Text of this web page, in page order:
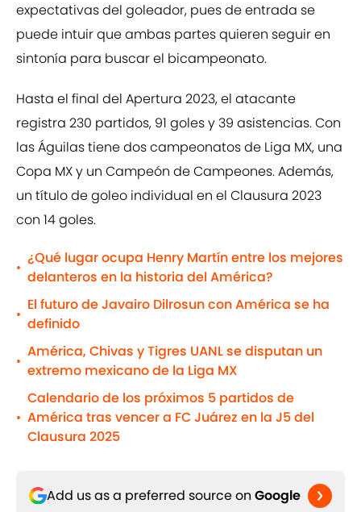
expectativas del goleador, pues de entrada se
puede intuir que ambas partes quieren seguir en
sintonía para buscar el bicampeonato.
Hasta el final del Apertura 2023, el atacante
registra 230 partidos, 91 goles y 39 asistencias. Con
las Águilas tiene dos campeonatos de Liga MX, una
Copa MX y un Campeón de Campeones. Además,
un título de goleo individual en el Clausura 2023
con 14 goles.
•
¿Qué lugar ocupa Henry Martín entre los mejores
delanteros en la historia del América?
•
El futuro de Javairo Dilrosun con América se ha
definido
•
América, Chivas y Tigres UANL se disputan un
extremo mexicano de la Liga MX
•
Calendario de los próximos 5 partidos de
América tras vencer a FC Juárez en la J5 del
Clausura 2025
Add us as a preferred source on Google